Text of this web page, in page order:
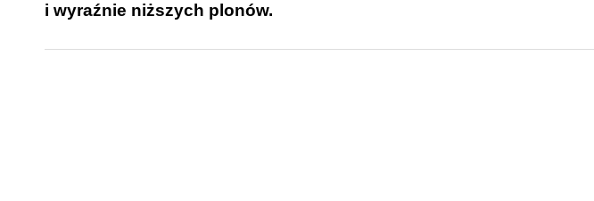
i wyraźnie niższych plonów.